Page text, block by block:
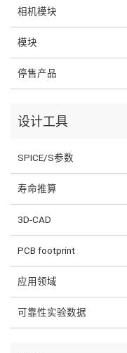
相机模块
模块
停售产品
设计工具
SPICE/S参数
寿命推算
3D-CAD
PCB footprint
应用领域
可靠性实验数据